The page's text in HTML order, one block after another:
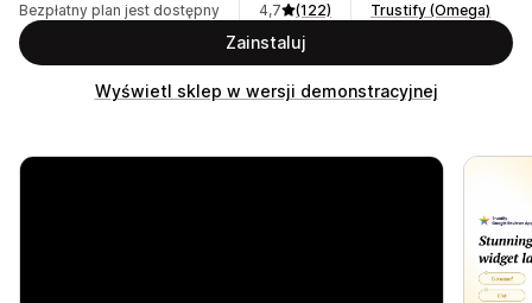
Bezpłatny plan jest dostępny
4,7
(122)
Trustify (Omega)
Zainstaluj
Wyświetl sklep w wersji demonstracyjnej